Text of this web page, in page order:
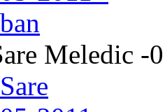
Meledic -